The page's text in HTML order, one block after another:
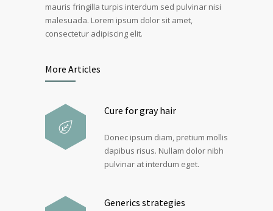
mauris fringilla turpis interdum sed pulvinar nisi
malesuada. Lorem ipsum dolor sit amet,
consectetur adipiscing elit.
More Articles
Cure for gray hair
Donec ipsum diam, pretium mollis
dapibus risus. Nullam dolor nibh
pulvinar at interdum eget.
Generics strategies